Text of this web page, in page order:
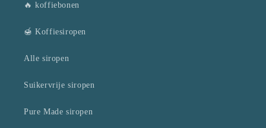
🔥 koffiebonen
🍯 Koffiesiropen
Alle siropen
Suikervrije siropen
Pure Made siropen